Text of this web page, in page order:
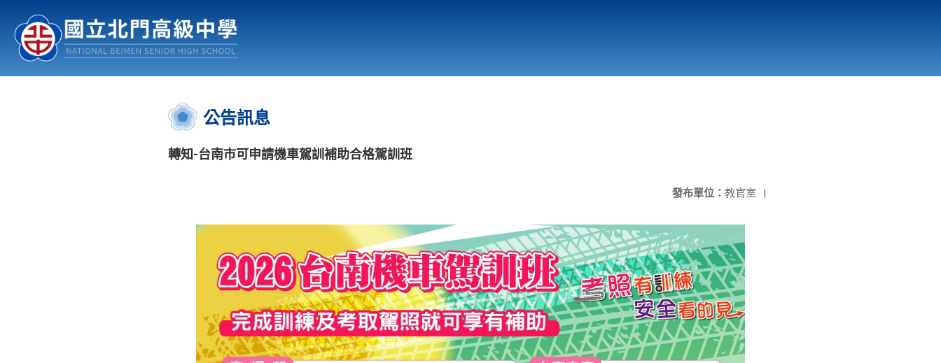
認識北中 行事曆
:::
公告訊息
轉知-台南市可申請機車駕訓補助合格駕訓班
發布單位： 教官室 |